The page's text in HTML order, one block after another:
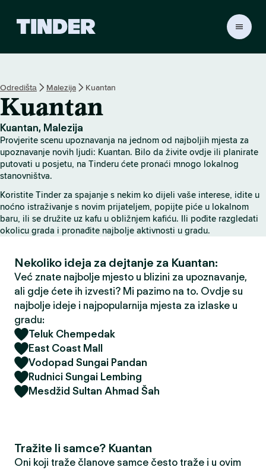
r
H
o
e
Odredištа Malezija Kuantan
Kuantan
Kuantan, Malezija
Provjerite scenu upoznavanja na jednom od najboljih mjesta za
upoznavanje novih ljudi: Kuantan. Bilo da živite ovdje ili planirate
putovati u posjetu, na Tinderu ćete pronaći mnogo lokalnog
stanovništva.
Koristite Tinder za spajanje s nekim ko dijeli vaše interese, idite u
noćno istraživanje s novim prijateljem, popijte piće u lokalnom
baru, ili se družite uz kafu u obližnjem kafiću. Ili pođite razgledati
okolicu grada i pronađite najbolje aktivnosti u gradu.
Nekoliko ideja za dejtanje za Kuantan:
Već znate najbolje mjesto u blizini za upoznavanje,
ali gdje ćete ih izvesti? Mi pazimo na to. Ovdje su
najbolje ideje i najpopularnija mjesta za izlaske u
gradu:
Teluk Chempedak
East Coast Mall
Vodopad Sungai Pandan
Rudnici Sungai Lembing
Mesdžid Sultan Ahmad Šah
Tražite li samce? Kuantan
Oni koji traže članove samce često traže i u ovim